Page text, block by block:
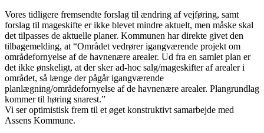
Vores tidligere fremsendte forslag til ændring af vejføring, samt
forslag til mageskifte er ikke blevet mindre aktuelt, men måske skal
det tilpasses de aktuelle planer. Kommunen har direkte givet den
tilbagemelding, at “Området vedrører igangværende projekt om
områdefornyelse af de havnenære arealer. Ud fra en samlet plan er
det ikke ønskeligt, at der sker ad-hoc salg/mageskifter af arealer i
området, så længe der pågår igangværende
planlægning/områdefornyelse af de havnenære arealer. Plangrundlag
kommer til høring snarest.”
Vi ser optimistisk frem til et øget konstruktivt samarbejde med
Assens Kommune.